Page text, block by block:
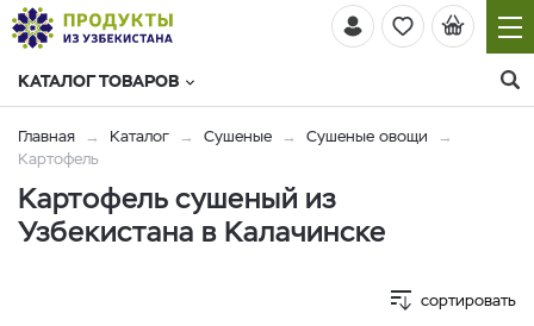
КАТАЛОГ ТОВАРОВ
Главная Каталог Сушеные
Сушеные овощи
Картофель
Картофель сушеный из
Узбекистана в Калачинске
сортировать